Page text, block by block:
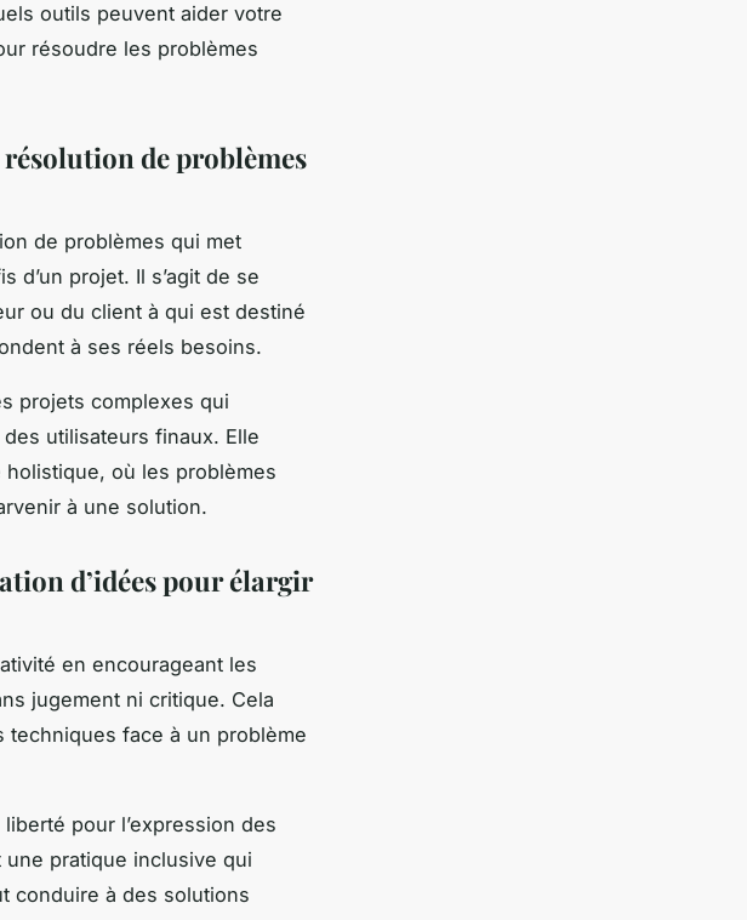
outils peuvent aider votre
résoudre les problèmes
de problèmes
de problèmes qui met
d’un projet. Il s’agit de se
ou du client à qui est destiné
à ses réels besoins.
projets complexes qui
utilisateurs finaux. Elle
où les problèmes
à une solution.
d’idées pour élargir
en encourageant les
jugement ni critique. Cela
techniques face à un problème
pour l’expression des
une pratique inclusive qui
conduire à des solutions